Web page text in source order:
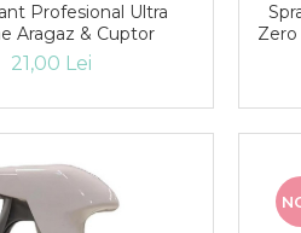
Profesional Ultra
Aragaz & Cuptor
21,00 Lei